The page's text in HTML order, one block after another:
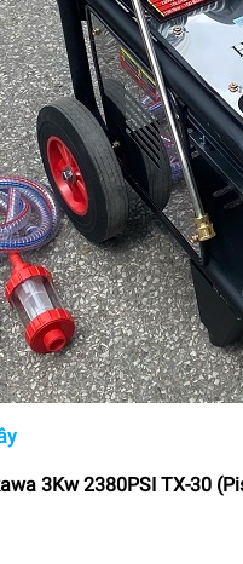
3Kw 2380PSI TX-30